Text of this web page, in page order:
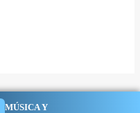
MÚSICA Y